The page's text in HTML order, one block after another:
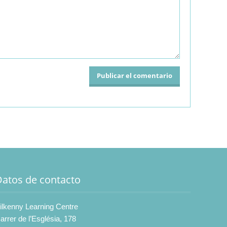
de contacto
Learning Centre
de l’Església, 178